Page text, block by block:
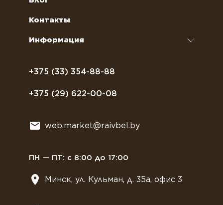
+375 (33) 354-88-88
+375 (29) 622-00-08
web.market@raivbel.by
ПН — ПТ: с 8:00 до 17:00
Минск, ул. Кульман, д. 35а, офис 3
Курсы бариста
Условия доставки
Контакты
Информация
Договор оферты